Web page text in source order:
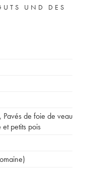
UND DES
, Pavés de foie de veau
petits pois